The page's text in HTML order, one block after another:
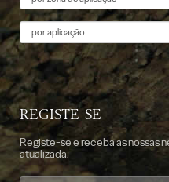
Aplicação
REGISTE-SE
Registe-se e receba as nossas
atualizada.